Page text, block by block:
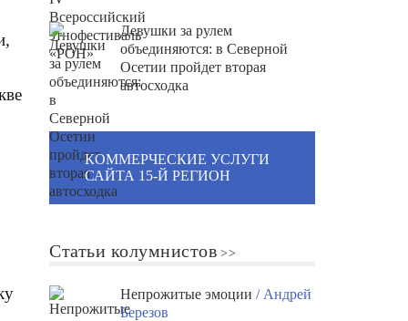
Девушки за рулем
объединяются: в Северной
Осетии пройдет вторая
автосходка
КОММЕРЧЕСКИЕ УСЛУГИ
САЙТА 15-Й РЕГИОН
Статьи колумнистов
Непрожитые эмоции/ Андрей
Березов